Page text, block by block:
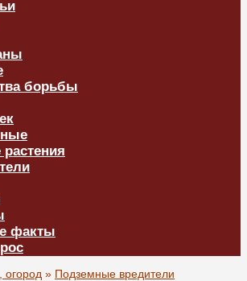
борьбы
факты
огород » Подземные вредители